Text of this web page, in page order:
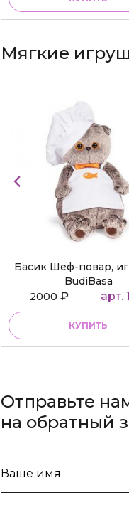
Мягкие
Басик Шеф-повар,
BudiBasa
2000₽ арт.
КУПИТЬ
Отправьте
на обратный